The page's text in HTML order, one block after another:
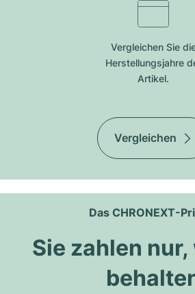
Vergleichen Sie
Herstellungsjahre
Artikel.
Vergleichen
Das CHRONEXT-
Sie zahlen nur,